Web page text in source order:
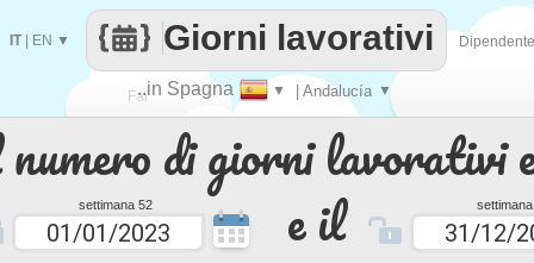
di giorni lavorativi
settimana 52 e il
Fai
contare
..in Spagna ▼ | Andalucía ▼
Giorni lavorativi
IT| EN ▼